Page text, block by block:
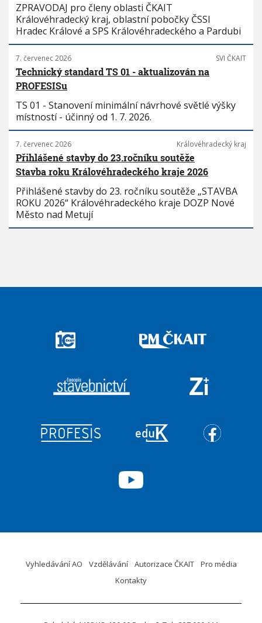
ZPRAVODAJ pro členy oblasti ČKAIT
Královéhradecký kraj, oblastní pobočky ČSSI
Hradec Králové a SPS Královéhradeckého a Pardubi
7. červenec 2026 SVI ČKAIT
Technický standard TS 01 - aktualizován na
PROFESISu
TS 01 - Stanovení minimální návrhové světlé výšky
místností - účinný od 1. 7. 2026.
7. červenec 2026 Královéhradecký kraj
Přihlášené stavby do 23.ročníku soutěže
Stavba roku Královéhradeckého kraje 2026
Přihlášené stavby do 23. ročníku soutěže „STAVBA
ROKU 2026“ Královéhradeckého kraje DOZP Nové
Město nad Metují
Vyhledávání AO Vzdělávání Autorizace ČKAIT
Pro média
Kontakty